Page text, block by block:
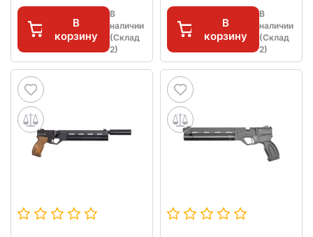
В
корзину
В
наличии
(Склад
2)
В
корзину
В
наличии
(Склад
2)